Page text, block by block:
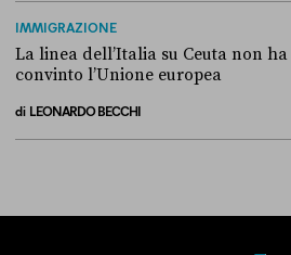
IMMIGRAZIONE
La linea dell’Italia su Ceuta non ha
convinto l’Unione europea
di LEONARDO BECCHI